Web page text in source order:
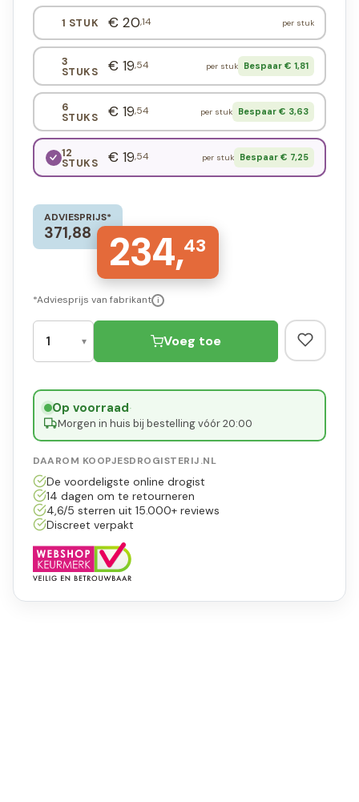
1 STUK € 20,14 per stuk
3
STUKS € 19,54 per stuk Bespaar € 1,81
6
STUKS € 19,54 per stuk Bespaar € 3,63
12
STUKS € 19,54 per stuk Bespaar € 7,25
ADVIESPRIJS*
371,88 234,43
*Adviesprijs van fabrikant i
Voeg toe
Op voorraad·
Morgen in huis bij bestelling vóór 20:00
DAAROM KOOPJESDROGISTERIJ.NL
De voordeligste online drogist
14 dagen om te retourneren
4,6/5 sterren uit 15.000+ reviews
Discreet verpakt